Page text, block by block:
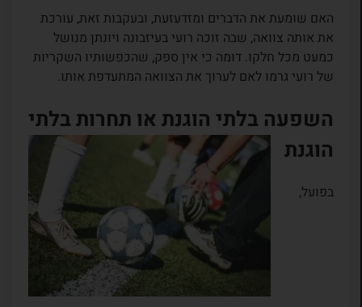
האם שומעת את הדברים ומזדעזעת, ובעקבות זאת, עורכת
את אותה צוואה, שבה זוכה רועי בעיזבונה ויונתן מנושל
כמעט מכל חלקו. דומה כי אין ספק, שהכפשותיו השקריות
של רועי גרמו לאם לערוך את הצוואה המתעדפת אותו.
השפעה בלתי הוגנת או תחרות בלתי
הוגנת
בפועל,